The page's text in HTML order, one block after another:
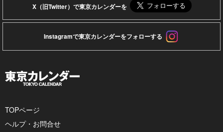
X（旧Twitter）で東京カレンダーを
Instagramで東京カレンダーをフォローする
TOPページ
ヘルプ・お問合せ